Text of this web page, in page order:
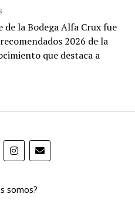
la Bodega Alfa Crux fue
2026 de la
que destaca a
somos?